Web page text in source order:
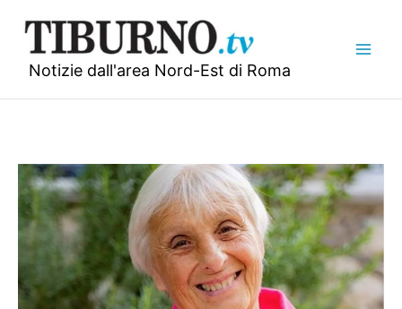
contenuto
Notizie dall'area Nord-Est di Roma